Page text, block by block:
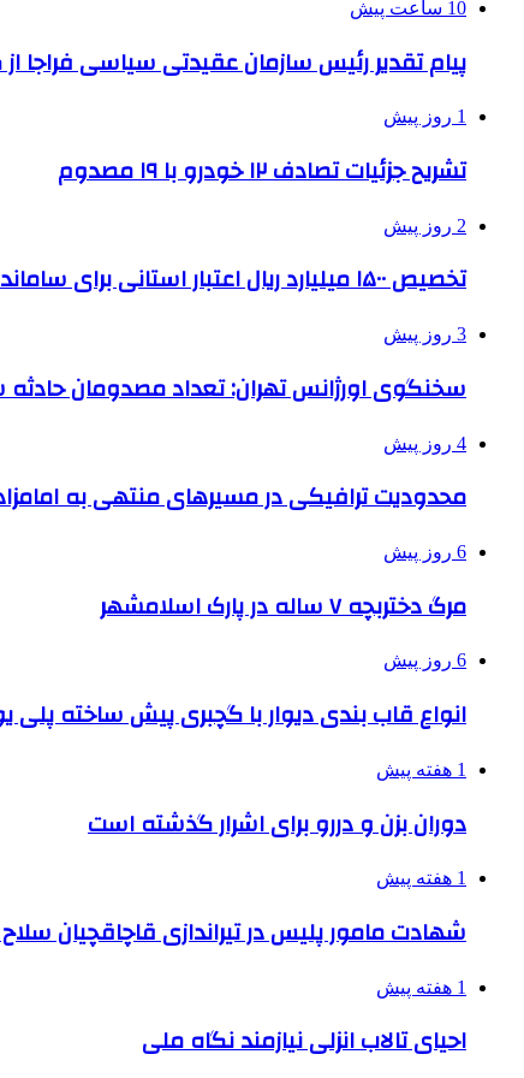
10 ساعت پیش
پیام تقدیر رئیس سازمان عقیدتی سیاسی فراجا
1 روز پیش
تشریح جزئیات تصادف ۱۲ خودرو با ۱۹ مصدوم
2 روز پیش
تخصیص ۱۵۰۰ میلیارد ریال اعتبار استانی برای ساماندهی بافت قدیم دزفول
3 روز پیش
سخنگوی اورژانس تهران: تعداد مصدومان حادثه شهرک
4 روز پیش
محدودیت ترافیکی در مسیرهای منتهی به
6 روز پیش
مرگ دختربچه ۷ ساله در پارک اسلامشهر
6 روز پیش
انواع قاب بندی دیوار با گچبری پیش ساخته
1 هفته پیش
دوران بزن و دررو برای اشرار گذشته است
1 هفته پیش
شهادت مامور پلیس در تیراندازی قاچاقچیان
1 هفته پیش
احیای تالاب انزلی نیازمند نگاه ملی